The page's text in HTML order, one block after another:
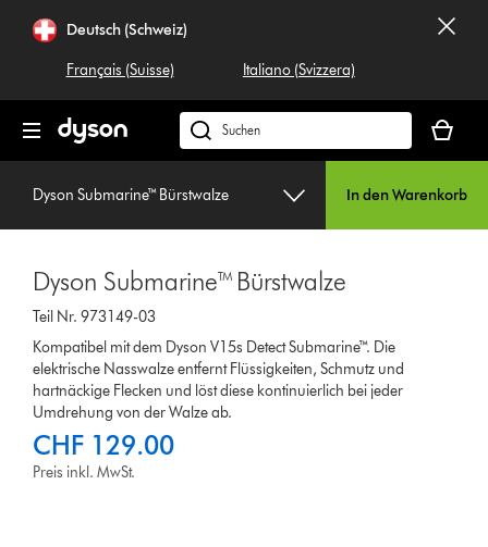
überspringenDeutsch (Schweiz)
Français (Suisse) Italiano (Svizzera)
Dyson.ch
durchsuchen
ist
Dyson Submarine™ Bürstwalze In den Warenkorb
Dyson Submarine™ Bürstwalze
Teil Nr. 973149-03
Kompatibel mit dem Dyson V15s Detect Submarine™. Die
elektrische Nasswalze entfernt Flüssigkeiten, Schmutz und
hartnäckige Flecken und löst diese kontinuierlich bei jeder
Umdrehung von der Walze ab.
CHF 129.00
Preis inkl. MwSt.